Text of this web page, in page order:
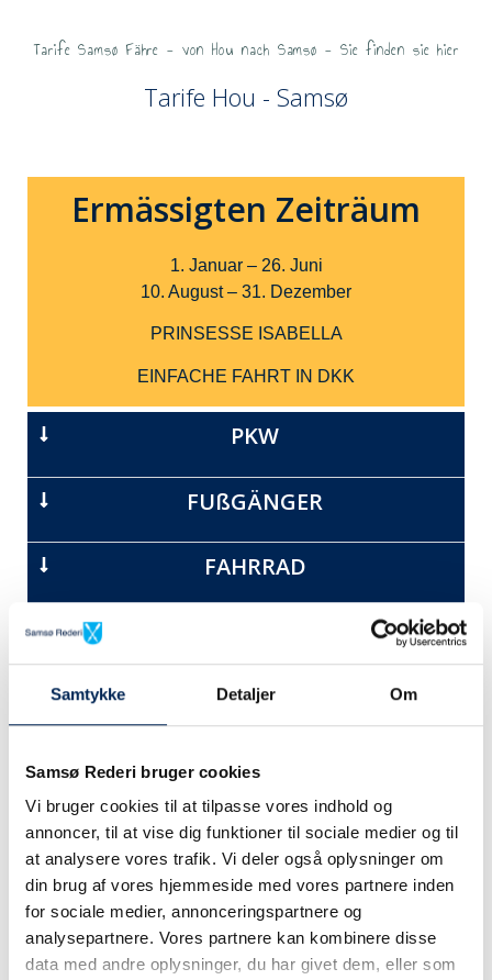
Samtykke Detaljer Om
Samsø Rederi bruger cookies
Vi bruger cookies til at tilpasse vores indhold og
annoncer, til at vise dig funktioner til sociale medier og til
at analysere vores trafik. Vi deler også oplysninger om
din brug af vores hjemmeside med vores partnere inden
for sociale medier, annonceringspartnere og
analysepartnere. Vores partnere kan kombinere disse
data med andre oplysninger, du har givet dem, eller som
Tarife Samsø Fähre - von Hou nach Samsø - Sie finden sie hier
Tarife Hou - Samsø
Ermässigten Zeiträum
1. Januar – 26. Juni
10. August – 31. Dezember
PRINSESSE ISABELLA
EINFACHE FAHRT IN DKK
PKW
FUßGÄNGER
FAHRRAD
WOHNMOBIL
MOTORRAD
MOPED
PAKETE UND FRACHT